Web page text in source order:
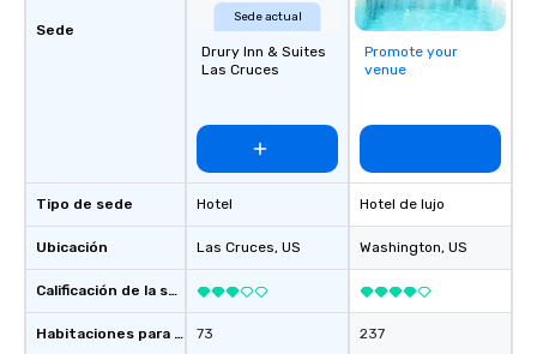
Sede
Tipo de sede
Ubicación
Calificación de la sede
Habitaciones para huéspedes
Sede actual
Drury Inn & Suites
Las Cruces
Hotel
Las Cruces, US
73
Promote your
venue
Hotel de lujo
Washington, US
237